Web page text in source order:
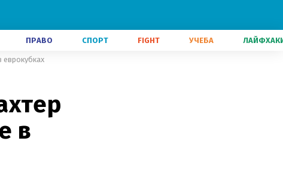
ПРАВО СПОРТ FIGHT УЧЕБА
в